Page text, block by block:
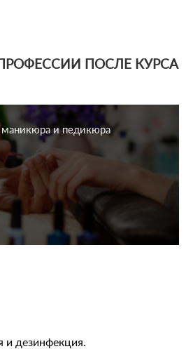
ПОСЛЕ КУРСА
и педикюра
и дезинфекция.